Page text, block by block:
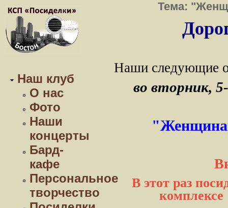
Наш клуб
О нас
Фото
Наши
концерты
Бард-
кафе
Персональное
творчество
Тема:
Наши следующие
во вторник,
В этот раз